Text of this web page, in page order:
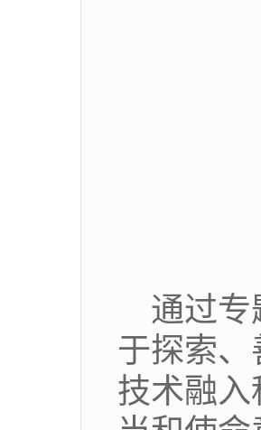
通过专
于探索
技术融